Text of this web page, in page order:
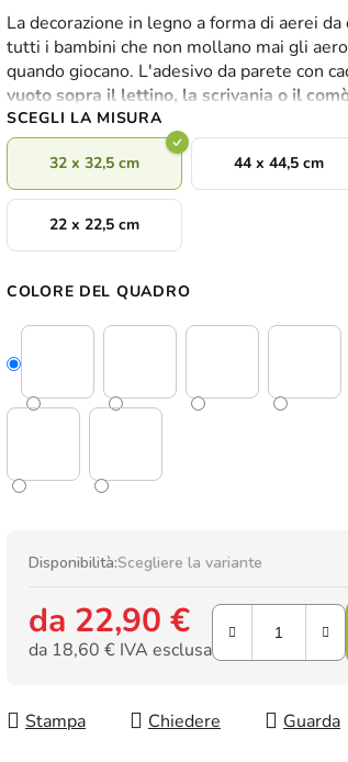
media
del
prodotto
è
0,0
su
stelle.
La decorazione in legno a forma di aerei
tutti i bambini che non mollano mai gli
quando giocano. L'adesivo da parete con
vuoto sopra il lettino, la scrivania o il
SCEGLI LA MISURA
32 x 32,5 cm 44 x 44,5 cm
22 x 22,5 cm
COLORE DEL QUADRO
Disponibilità:Scegliere la variante
da 22,90 €
da 18,60 € IVA esclusa
Stampa
Chiedere Guarda